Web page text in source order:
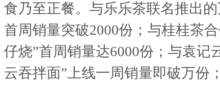
食乃至正餐。与乐乐茶联名推出
首周销量突破2000份；与桂桂茶
仔烧”首周销量达6000份；与袁记
云吞拌面”上线一周销量即破万份